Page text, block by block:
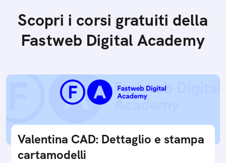
Scopri i corsi gratuiti della
Fastweb Digital Academy
Valentina CAD: Dettaglio e stampa
cartamodelli